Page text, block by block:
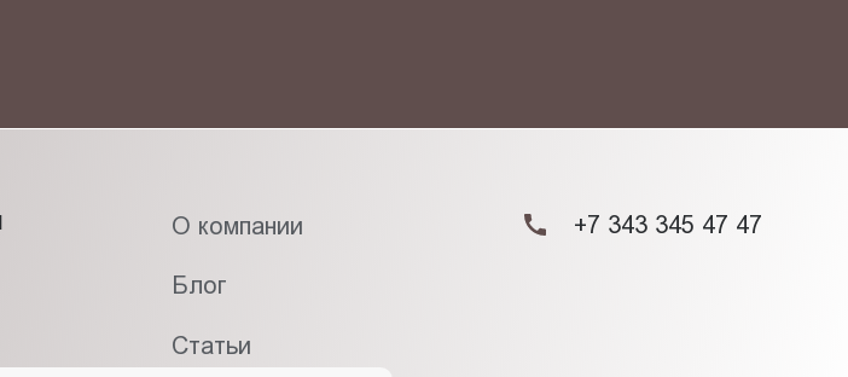
О компании
Блог
Статьи
+7 343 345 47 47